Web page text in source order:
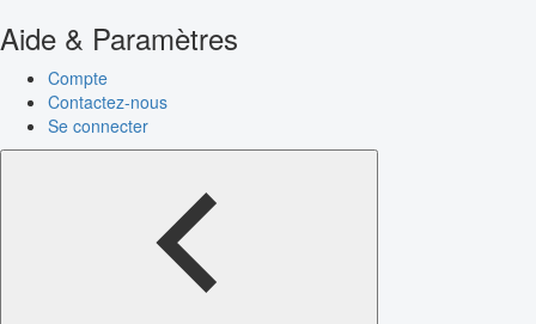
Aide & Paramètres
Compte
Contactez-nous
Se connecter